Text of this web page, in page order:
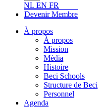
NL EN FR
Devenir Membre
À propos
À propos
Mission
Média
Histoire
Beci Schools
Structure de Beci
Personnel
Agenda